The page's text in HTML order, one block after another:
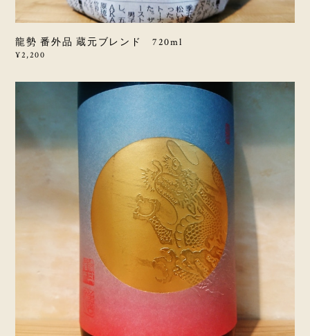
龍勢 番外品 蔵元ブレンド 720ml
¥2,200